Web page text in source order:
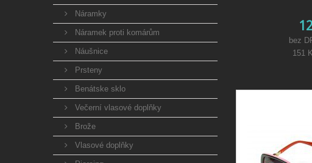
Náramky
Náramek proti komárům
Náušnice
Prsteny
Benátske sklo
Večerní vlasové doplňky
Brože
Vlasové doplňky
bez
151